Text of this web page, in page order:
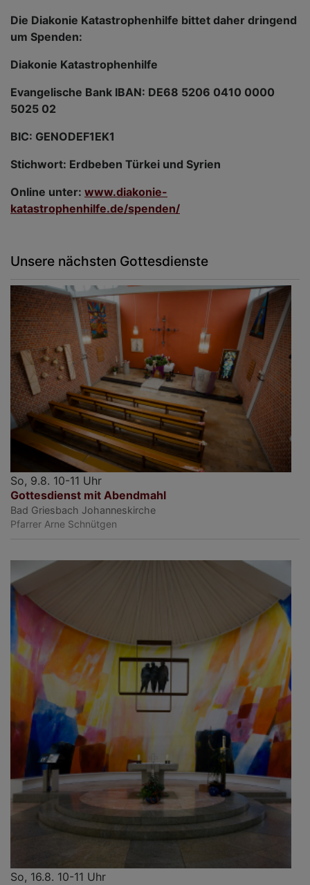
Die Diakonie Katastrophenhilfe bittet daher dringend
um Spenden:
Diakonie Katastrophenhilfe
Evangelische Bank IBAN: DE68 5206 0410 0000
5025 02
BIC: GENODEF1EK1
Stichwort: Erdbeben Türkei und Syrien
Online unter: www.diakonie-
katastrophenhilfe.de/spenden/
Unsere nächsten Gottesdienste
So, 9.8. 10-11 Uhr
Gottesdienst mit Abendmahl
Bad Griesbach Johanneskirche
Pfarrer Arne Schnütgen
So, 16.8. 10-11 Uhr